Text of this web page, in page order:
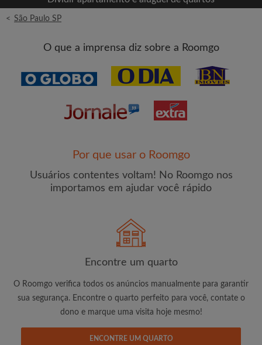
OU
Li, entendi e concordo com os
Termos e Condições de
uso e com a Política de Privadicade
CRIAR PERFIL
< São Paulo SP
O que a imprensa diz sobre a Roomgo
Por que usar o Roomgo
Usuários contentes voltam! No Roomgo nos
importamos em ajudar você rápido
Encontre um quarto
O Roomgo verifica todos os anúncios manualmente para garantir
sua segurança. Encontre o quarto perfeito para você, contate o
dono e marque uma visita hoje mesmo!
ENCONTRE UM QUARTO